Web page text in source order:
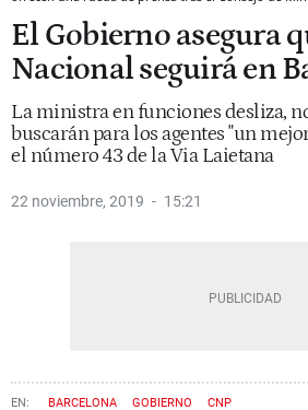
El Gobierno asegura
Nacional seguirá en
La ministra en funciones desliza,
buscarán para los agentes "un
el número 43 de la Via Laietana
22 noviembre, 2019 15:21
BARCELONA GOBIERNO CNP